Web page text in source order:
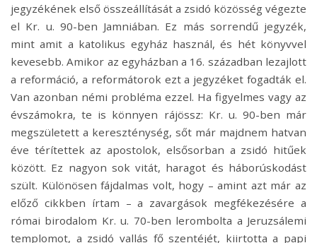
jegyzékének első összeállítását a zsidó közösség végezte
el Kr. u. 90-ben Jamniában. Ez más sorrendű jegyzék,
mint amit a katolikus egyház használ, és hét könyvvel
kevesebb. Amikor az egyházban a 16. században lezajlott
a reformáció, a reformátorok ezt a jegyzéket fogadták el.
Van azonban némi probléma ezzel. Ha figyelmes vagy az
évszámokra, te is könnyen rájössz: Kr. u. 90-ben már
megszületett a kereszténység, sőt már majdnem hatvan
éve térítettek az apostolok, elsősorban a zsidó hitűek
között. Ez nagyon sok vitát, haragot és háborúskodást
szült. Különösen fájdalmas volt, hogy – amint azt már az
előző cikkben írtam – a zavargások megfékezésére a
római birodalom Kr. u. 70-ben lerombolta a Jeruzsálemi
templomot, a zsidó vallás fő szentéjét, kiirtotta a papi